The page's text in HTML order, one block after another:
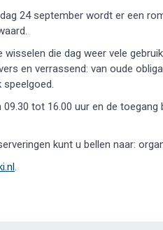
24 september wordt er een
die dag weer vele
en verrassend: van oude
tot 16.00 uur en de
kunt u bellen naar:
.